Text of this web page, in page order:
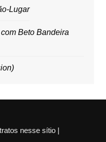
Lugar
Beto Bandeira
nesse sítio |